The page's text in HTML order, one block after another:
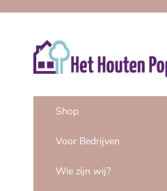
Het Houten Poppenhuis
Shop
Voor Bedrijven
Wie zijn wij?